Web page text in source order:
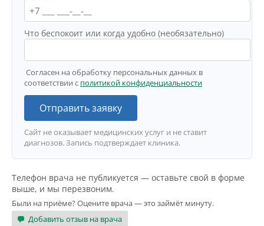
Что беспокоит или когда удобно (необязательно)
Согласен на обработку персональных данных в
соответствии с политикой конфиденциальности
Отправить заявку
Сайт не оказывает медицинских услуг и не ставит
диагнозов. Запись подтверждает клиника.
Телефон врача не публикуется — оставьте свой в форме
выше, и мы перезвоним.
Были на приёме? Оцените врача — это займёт минуту.
Добавить отзыв на врача